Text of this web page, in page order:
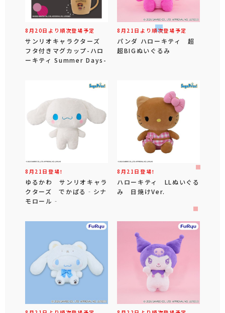
8月20日より順次登場予定
サンリオキャラクターズ
フタ付きマグカップ-ハロ
ーキティ Summer Days-
8月21日より順次登場予定
パンダ ハローキティ 超
超BIGぬいぐるみ
8月21日登場！
ゆるかわ サンリオキャラ
クターズ でかぱる‐シナ
モロール‐
8月21日登場！
ハローキティ LLぬいぐる
み 日焼けVer.